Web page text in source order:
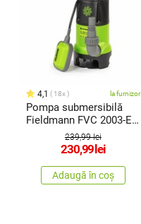
4,1 18x la furnizor
Pompa submersibilă
Fieldmann FVC 2003-EK,
pentru apă uzată
239,99 lei
230,99 lei
Adaugă în coș